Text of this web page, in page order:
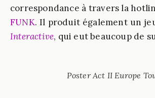
correspondance à travers la
FUNK. Il produit également un
Interactive, qui eut beaucoup de
Poster Act II Europe